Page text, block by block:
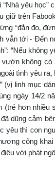
“Nhà yêu
giữ trên
“đắn đo,
vẫn tới -
“Nếu
không
tình yêu
(vị linh mục
ngày 14/2
hơn
dũng cảm
yêu thì con
công
với phát